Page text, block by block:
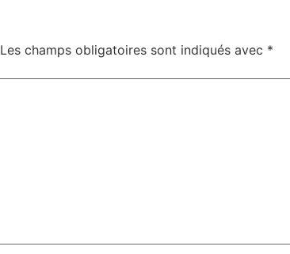
Les champs obligatoires sont indiqués avec *